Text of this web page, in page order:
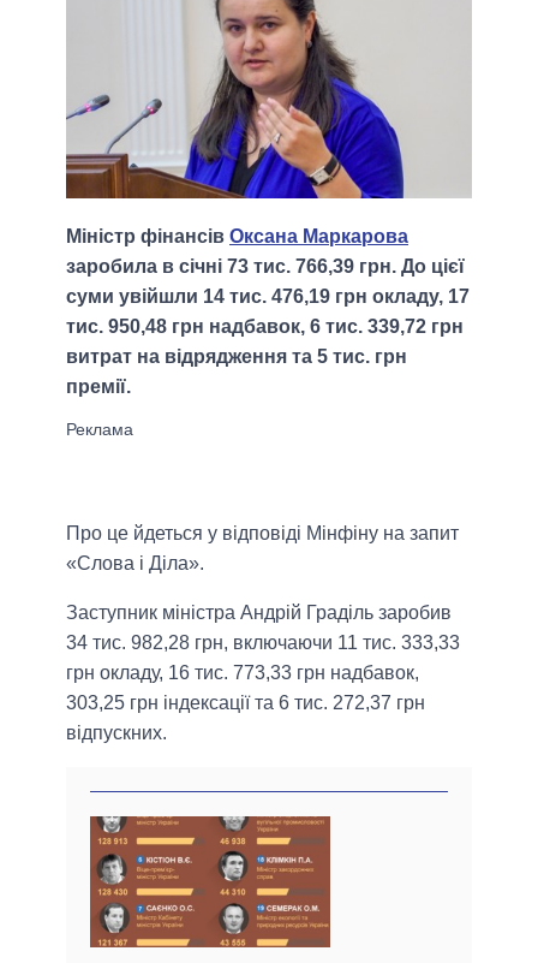
Міністр фінансів Оксана Маркарова
заробила в січні 73 тис. 766,39 грн. До цієї
суми увійшли 14 тис. 476,19 грн окладу, 17
тис. 950,48 грн надбавок, 6 тис. 339,72 грн
витрат на відрядження та 5 тис. грн
премії.
Про це йдеться у відповіді Мінфіну на запит
«Слова і Діла».
Заступник міністра Андрій Граділь заробив
34 тис. 982,28 грн, включаючи 11 тис. 333,33
грн окладу, 16 тис. 773,33 грн надбавок,
303,25 грн індексації та 6 тис. 272,37 грн
відпускних.